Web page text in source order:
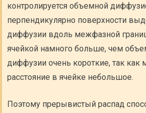
контролируется объемной
перпендикулярно поверхности
диффузии вдоль межфазной
ячейкой намного больше, чем
диффузии очень короткие, так как
расстояние в ячейке небольшое.
Поэтому прерывистый распад